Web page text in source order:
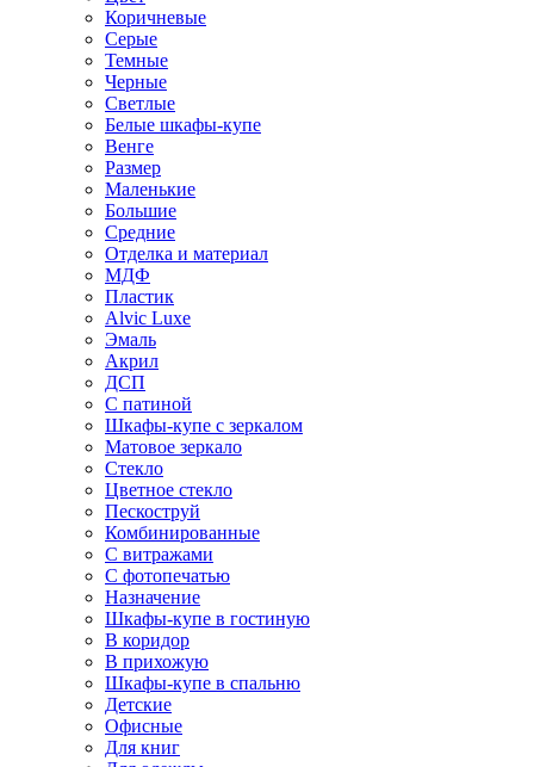
Коричневые
Серые
Темные
Черные
Светлые
Белые шкафы-купе
Венге
Размер
Маленькие
Большие
Средние
Отделка и материал
МДФ
Пластик
Alvic Luxe
Эмаль
Акрил
ДСП
С патиной
Шкафы-купе с зеркалом
Матовое зеркало
Стекло
Цветное стекло
Пескоструй
Комбинированные
С витражами
С фотопечатью
Назначение
Шкафы-купе в гостиную
В коридор
В прихожую
Шкафы-купе в спальню
Детские
Офисные
Для книг